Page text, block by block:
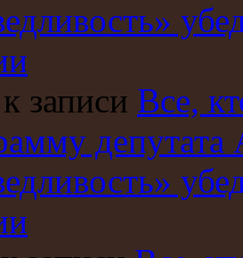
записи Все,